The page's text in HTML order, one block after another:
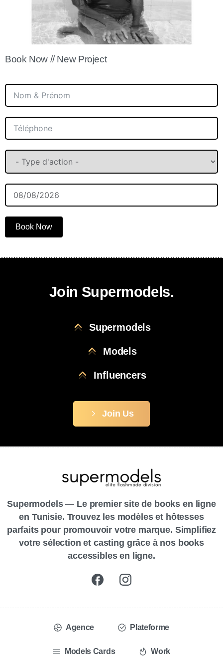
Book Now // New Project
Book Now
Join Supermodels.
Supermodels
Models
Influencers
Join Us
Supermodels — Le premier site de books en ligne
en Tunisie. Trouvez les modèles et hôtesses
parfaits pour promouvoir votre marque. Simplifiez
votre sélection et casting grâce à nos books
accessibles en ligne.
Agence Plateforme
Models Cards Work